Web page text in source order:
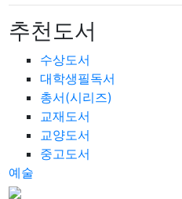
추천도서
수상도서
대학생필독서
총서(시리즈)
교재도서
교양도서
중고도서
예술